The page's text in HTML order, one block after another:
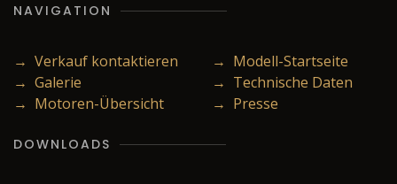
NAVIGATION
→ Verkauf kontaktieren
→ Modell-Startseite
→ Galerie
→ Technische Daten
→ Motoren-Übersicht
→ Presse
DOWNLOADS